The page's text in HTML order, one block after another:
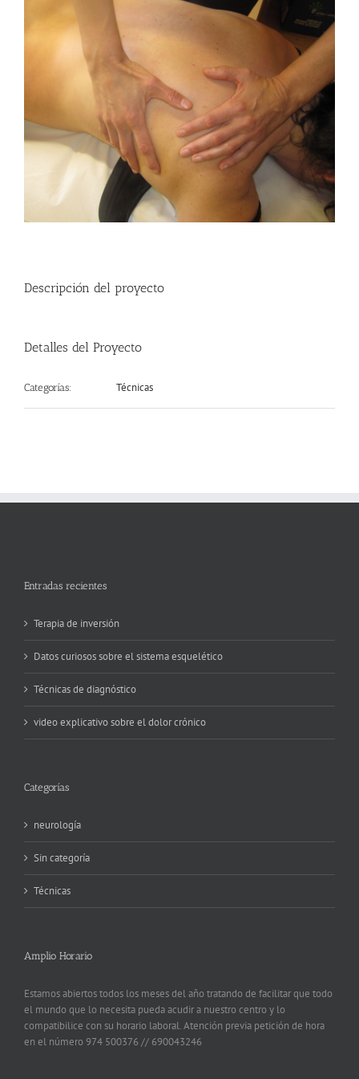
Descripción del proyecto
Detalles del Proyecto
Categorías: Técnicas
Entradas recientes
Terapia de inversión
Datos curiosos sobre el sistema esquelético
Técnicas de diagnóstico
video explicativo sobre el dolor crónico
Categorías
neurología
Sin categoría
Técnicas
Amplio Horario
Estamos abiertos todos los meses del año tratando de facilitar que todo
el mundo que lo necesita pueda acudir a nuestro centro y lo
compatibilice con su horario laboral. Atención previa petición de hora
en el número 974 500376 // 690043246